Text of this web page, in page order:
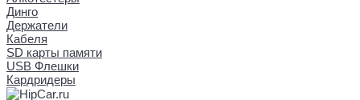
Динго
Держатели
Кабеля
SD карты памяти
USB Флешки
Кардридеры